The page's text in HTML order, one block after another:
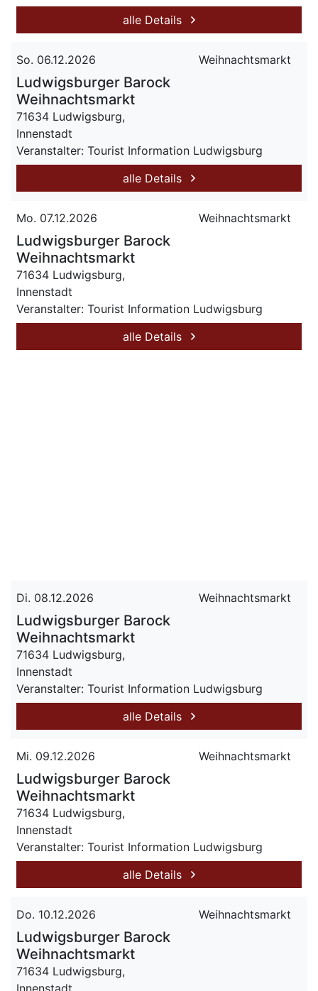
alle Details
So. 06.12.2026 Weihnachtsmarkt
Ludwigsburger Barock
Weihnachtsmarkt
71634 Ludwigsburg,
Innenstadt
Veranstalter: Tourist Information Ludwigsburg
alle Details
Mo. 07.12.2026 Weihnachtsmarkt
Ludwigsburger Barock
Weihnachtsmarkt
71634 Ludwigsburg,
Innenstadt
Veranstalter: Tourist Information Ludwigsburg
alle Details
Di. 08.12.2026 Weihnachtsmarkt
Ludwigsburger Barock
Weihnachtsmarkt
71634 Ludwigsburg,
Innenstadt
Veranstalter: Tourist Information Ludwigsburg
alle Details
Mi. 09.12.2026 Weihnachtsmarkt
Ludwigsburger Barock
Weihnachtsmarkt
71634 Ludwigsburg,
Innenstadt
Veranstalter: Tourist Information Ludwigsburg
alle Details
Do. 10.12.2026 Weihnachtsmarkt
Ludwigsburger Barock
Weihnachtsmarkt
71634 Ludwigsburg,
Innenstadt